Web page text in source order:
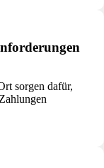
sorgen dafür,